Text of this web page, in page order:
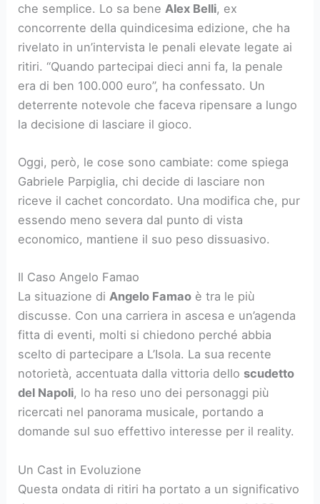
che semplice. Lo sa bene Alex Belli, ex
concorrente della quindicesima edizione, che ha
rivelato in un’intervista le penali elevate legate ai
ritiri. “Quando partecipai dieci anni fa, la penale
era di ben 100.000 euro”, ha confessato. Un
deterrente notevole che faceva ripensare a lungo
la decisione di lasciare il gioco.
Oggi, però, le cose sono cambiate: come spiega
Gabriele Parpiglia, chi decide di lasciare non
riceve il cachet concordato. Una modifica che, pur
essendo meno severa dal punto di vista
economico, mantiene il suo peso dissuasivo.
Il Caso Angelo Famao
La situazione diAngelo Famao è tra le più
discusse. Con una carriera in ascesa e un’agenda
fitta di eventi, molti si chiedono perché abbia
scelto di partecipare a L’Isola. La sua recente
notorietà, accentuata dalla vittoria dello scudetto
del Napoli, lo ha reso uno dei personaggi più
ricercati nel panorama musicale, portando a
domande sul suo effettivo interesse per il reality.
Un Cast in Evoluzione
Questa ondata di ritiri ha portato a un significativo